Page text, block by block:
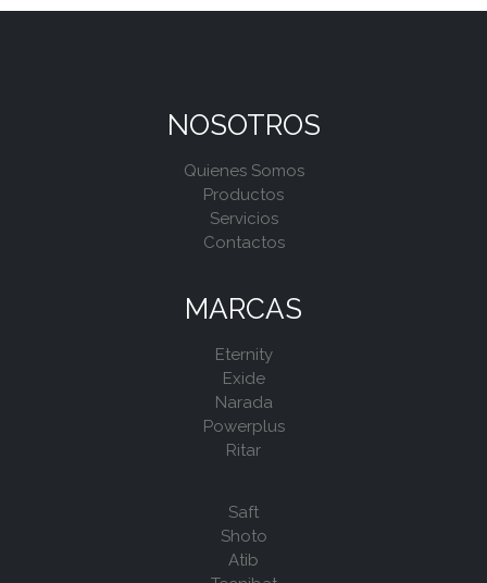
NOSOTROS
Quienes Somos
Productos
Servicios
Contactos
MARCAS
Eternity
Exide
Narada
Powerplus
Ritar
Saft
Shoto
Atib